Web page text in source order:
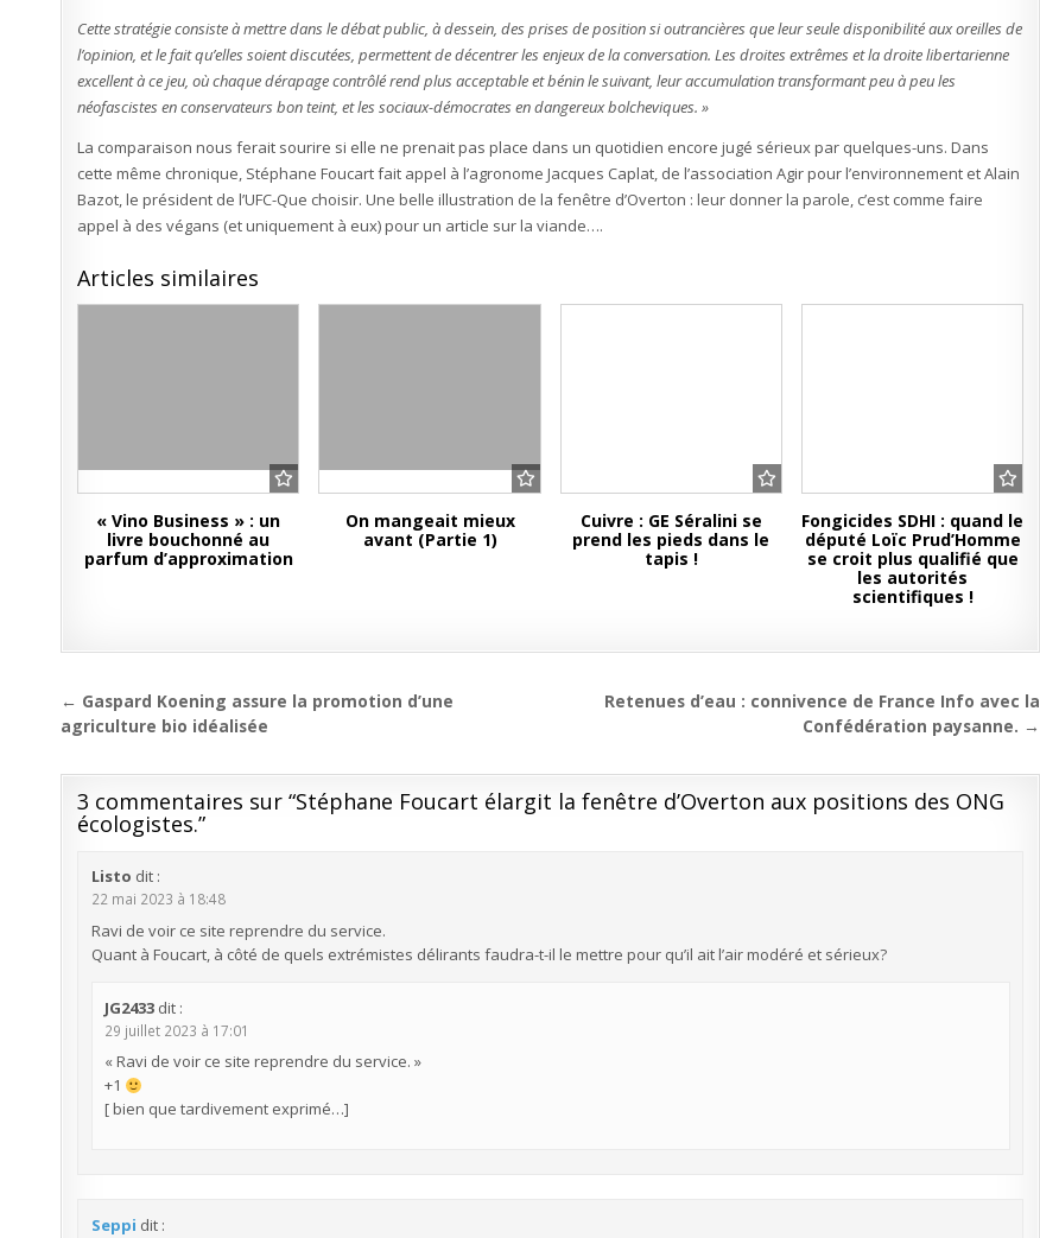
Cette stratégie consiste à mettre dans le débat public, à dessein, des prises de position si outrancières que leur seule disponibilité aux oreilles de
l’opinion, et le fait qu’elles soient discutées, permettent de décentrer les enjeux de la conversation. Les droites extrêmes et la droite libertarienne
excellent à ce jeu, où chaque dérapage contrôlé rend plus acceptable et bénin le suivant, leur accumulation transformant peu à peu les
néofascistes en conservateurs bon teint, et les sociaux-démocrates en dangereux bolcheviques. »
La comparaison nous ferait sourire si elle ne prenait pas place dans un quotidien encore jugé sérieux par quelques-uns. Dans
cette même chronique, Stéphane Foucart fait appel à l’agronome Jacques Caplat, de l’association Agir pour l’environnement et Alain
Bazot, le président de l’UFC-Que choisir. Une belle illustration de la fenêtre d’Overton : leur donner la parole, c’est comme faire
appel à des végans (et uniquement à eux) pour un article sur la viande….
Articles similaires
« Vino Business » : un
livre bouchonné au
parfum d’approximation
On mangeait mieux
avant (Partie 1)
Cuivre : GE Séralini se
prend les pieds dans le
tapis !
Fongicides SDHI : quand le
député Loïc Prud’Homme
se croit plus qualifié que
les autorités
scientifiques !
Navigation
de
l’article
Retenues d’eau : connivence de France Info avec la
Confédération paysanne. →
← Gaspard Koening assure la promotion d’une
agriculture bio idéalisée
3 commentaires sur “Stéphane Foucart élargit la fenêtre d’Overton aux positions des ONG
écologistes.”
Listo dit :
22 mai 2023 à 18:48
Ravi de voir ce site reprendre du service.
Quant à Foucart, à côté de quels extrémistes délirants faudra-t-il le mettre pour qu’il ait l’air modéré et sérieux?
JG2433 dit :
29 juillet 2023 à 17:01
« Ravi de voir ce site reprendre du service. »
+1
[ bien que tardivement exprimé…]
Seppi dit :